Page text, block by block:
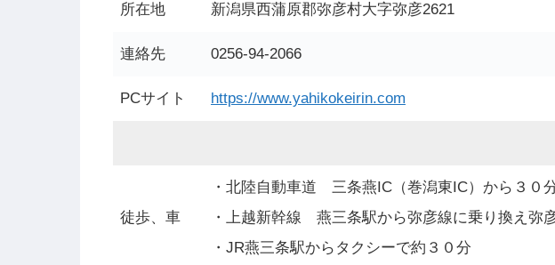
所在地 新潟県西蒲原郡弥彦村大字弥彦2621
連絡先 0256-94-2066
PCサイト https://www.yahikokeirin.com
徒歩、車
・北陸自動車道 三条燕IC（巻潟東IC）から３０
・上越新幹線 燕三条駅から弥彦線に乗り換え弥
・JR燕三条駅からタクシーで約３０分